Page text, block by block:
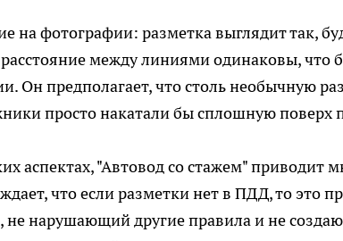
на фотографии: разметка выглядит так,
между линиями одинаковы, что
Он предполагает, что столь необычную
просто накатали бы сплошную поверх
аспектах, "Автовод со стажем" приводит
что если разметки нет в ПДД, то это
не нарушающий другие правила и не